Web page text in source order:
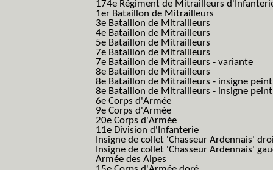
174e Régiment de Mitrailleurs
1er Bataillon de Mitrailleurs
3e Bataillon de Mitrailleurs
4e Bataillon de Mitrailleurs
5e Bataillon de Mitrailleurs
7e Bataillon de Mitrailleurs
7e Bataillon de Mitrailleurs - variante
8e Bataillon de Mitrailleurs
8e Bataillon de Mitrailleurs - insigne peint
8e Bataillon de Mitrailleurs - insigne
6e Corps d'Armée
9e Corps d'Armée
20e Corps d'Armée
11e Division d'Infanterie
Insigne de collet 'Chasseur Ardennais'
Insigne de collet 'Chasseur Ardennais'
Armée des Alpes